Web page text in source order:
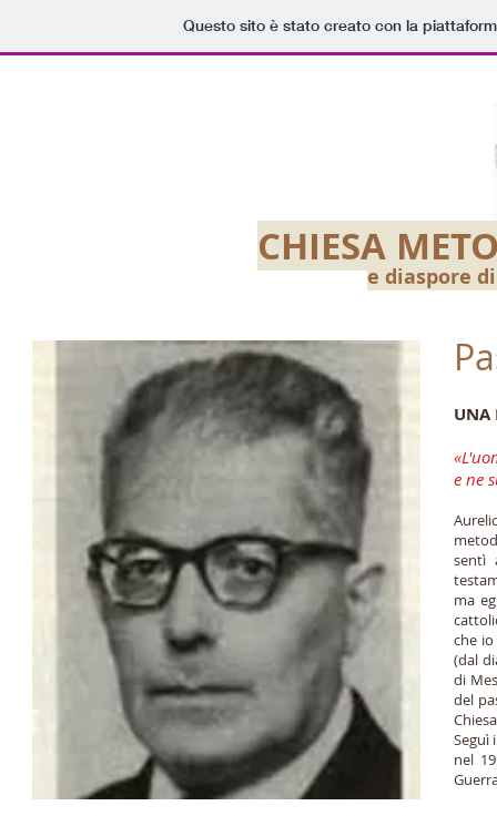
Questo sito è stato creato con la
CHIESA
e diaspore
UNA
e ne
sentì
ma
che
(dal
di
del
Seguì
nel